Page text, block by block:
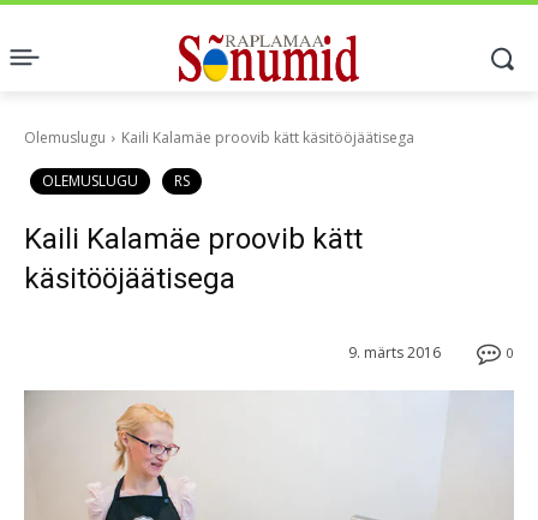
Olemuslugu Kaili Kalamäe proovib kätt käsitööjäätisega
OLEMUSLUGU RS
Kaili Kalamäe proovib kätt
käsitööjäätisega
0
9. märts 2016